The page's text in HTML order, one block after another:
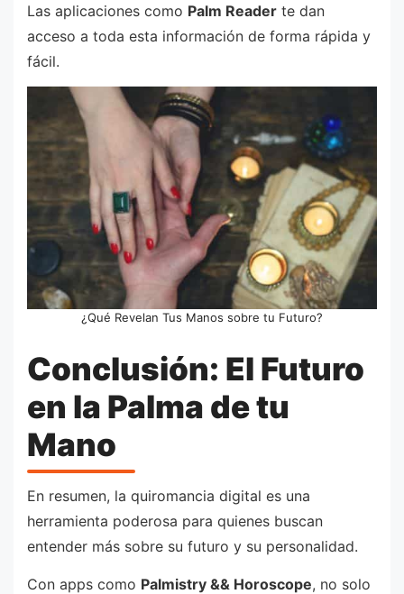
Las aplicaciones como Palm Reader te dan
acceso a toda esta información de forma rápida y
fácil.
¿Qué Revelan Tus Manos sobre tu Futuro?
Conclusión: El Futuro
en la Palma de tu
Mano
En resumen, la quiromancia digital es una
herramienta poderosa para quienes buscan
entender más sobre su futuro y su personalidad.
Con apps como Palmistry && Horoscope, no solo